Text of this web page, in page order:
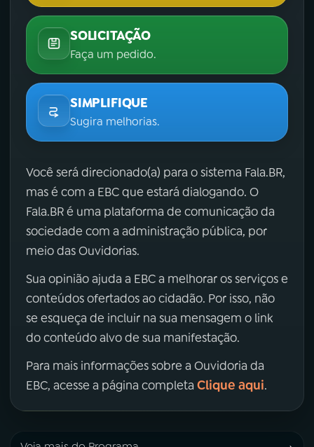
SOLICITAÇÃO
Faça um pedido.
SIMPLIFIQUE
Sugira melhorias.
Você será direcionado(a) para o sistema Fala.BR,
mas é com a EBC que estará dialogando. O
Fala.BR é uma plataforma de comunicação da
sociedade com a administração pública, por
meio das Ouvidorias.
Sua opinião ajuda a EBC a melhorar os serviços e
conteúdos ofertados ao cidadão. Por isso, não
se esqueça de incluir na sua mensagem o link
do conteúdo alvo de sua manifestação.
Para mais informações sobre a Ouvidoria da
EBC, acesse a página completa Clique aqui.